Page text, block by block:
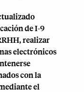
de I-9
realizar
electrónicos
con la
el